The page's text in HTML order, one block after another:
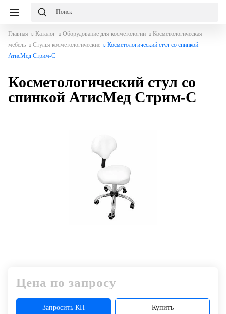
Главная Каталог Оборудование для косметологии
Косметологическая
мебель
Стулья косметологические
Косметологический стул со спинкой
АтисМед Стрим-С
Косметологический стул со
спинкой АтисМед Стрим-С
Цена по запросу
Запросить КП Купить